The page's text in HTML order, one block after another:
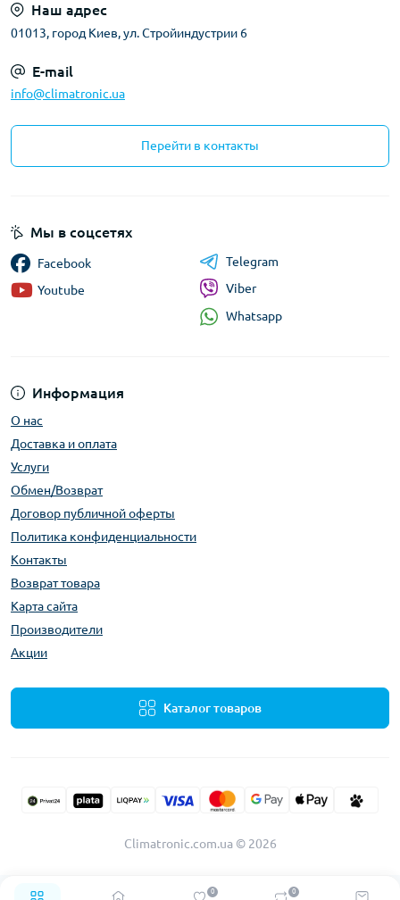
0 0
Наш адрес
01013, город Киев, ул. Стройиндустрии 6
E-mail
info@climatronic.ua
Перейти в контакты
Информация
О нас
Доставка и оплата
Услуги
Обмен/Возврат
Договор публичной оферты
Политика конфиденциальности
Контакты
Возврат товара
Карта сайта
Производители
Акции
Каталог товаров
Мы в соцсетях
Facebook
Youtube
Telegram
Viber
Whatsapp
Climatronic.com.ua © 2026